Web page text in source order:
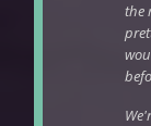
the